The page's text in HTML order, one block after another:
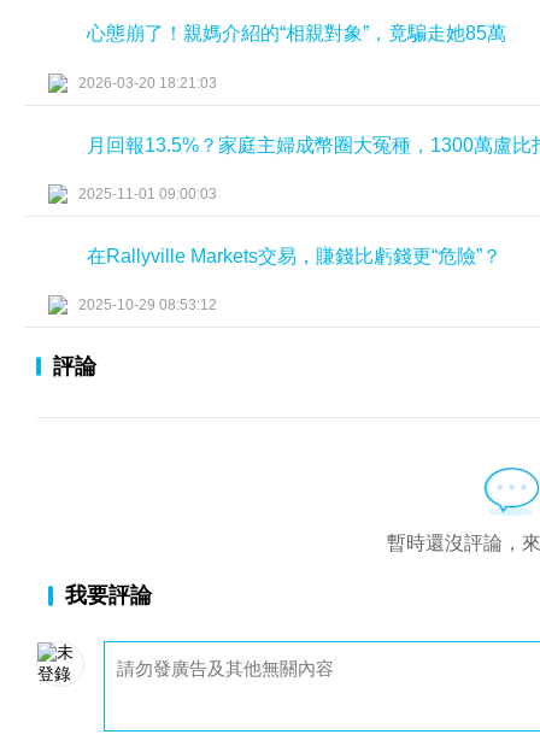
心態崩了！親媽介紹的“相親對象”，竟騙走她85萬
2026-03-20 18:21:03
月回報13.5%？家庭主婦成幣圈大冤種，1300萬盧比
2025-11-01 09:00:03
在Rallyville Markets交易，賺錢比虧錢更“危險”？
2025-10-29 08:53:12
評論
暫時還沒評論，
我要評論